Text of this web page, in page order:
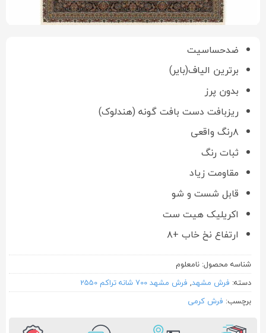
ضدحساسیت
برترین الیاف(بایر)
بدون پرز
ریزبافت دست بافت گونه (هندلوک)
۸رنگ واقعی
ثبات رنگ
مقاومت زیاد
قابل شست و شو
اکریلیک هیت ست
ارتفاع نخ خاب +۸
شناسه محصول: نامعلوم
دسته: فرش مشهد, فرش مشهد 700 شانه تراکم 2550
برچسب: فرش کرمی